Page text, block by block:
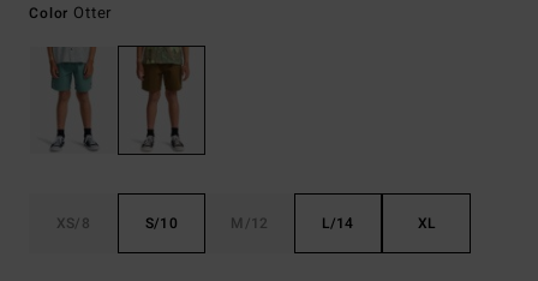
Color Otter
XS/8 S/10 M/12 L/14 XL